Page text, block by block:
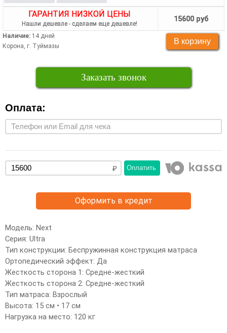
ГАРАНТИЯ НИЗКОЙ ЦЕНЫ
Нашли дешевле - сделаем еще дешевле!
15600 руб
Наличие: 14 дней
Корона, г. Туймазы
Заказать звонок
Оплата:
Оплатить
Оформить в кредит
Модель: Next
Серия: Ultra
Тип конструкции: Беспружинная конструкция матраса
Ортопедический эффект: Да
Жесткость сторона 1: Средне-жесткий
Жесткость сторона 2: Средне-жесткий
Тип матраса: Взрослый
Высота: 15 см • 17 см
Нагрузка на место: 120 кг